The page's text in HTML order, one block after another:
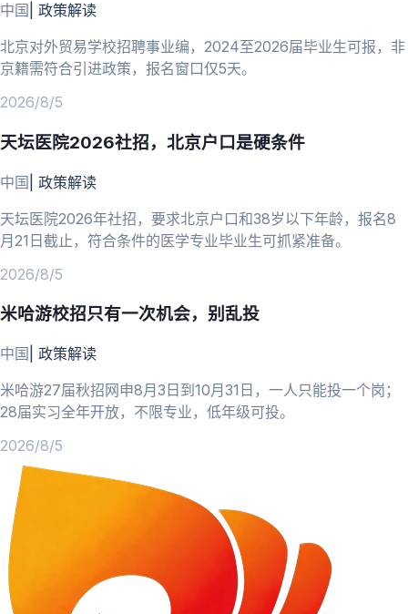
中国 政策解读
北京对外贸易学校招聘事业编，2024至2026届毕业生可报，非
京籍需符合引进政策，报名窗口仅5天。
2026/8/5
天坛医院2026社招，北京户口是硬条件
中国 政策解读
天坛医院2026年社招，要求北京户口和38岁以下年龄，报名8
月21日截止，符合条件的医学专业毕业生可抓紧准备。
2026/8/5
米哈游校招只有一次机会，别乱投
中国 政策解读
米哈游27届秋招网申8月3日到10月31日，一人只能投一个岗；
28届实习全年开放，不限专业，低年级可投。
2026/8/5